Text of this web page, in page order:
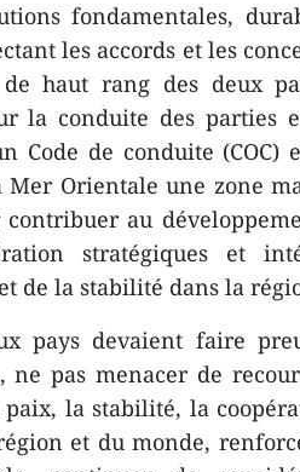
fondamentales,
les accords et les
haut rang des deux
la conduite des parties
Code de conduite (COC)
Orientale une zone
au
stratégiques et
de la stabilité dans la
pays devaient faire
pas menacer de
la stabilité, la
et du monde,